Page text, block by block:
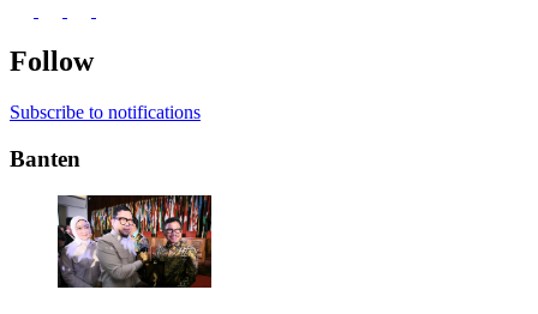
Follow
Subscribe to notifications
Banten